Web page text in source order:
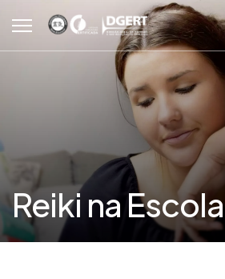
Reiki na Escola